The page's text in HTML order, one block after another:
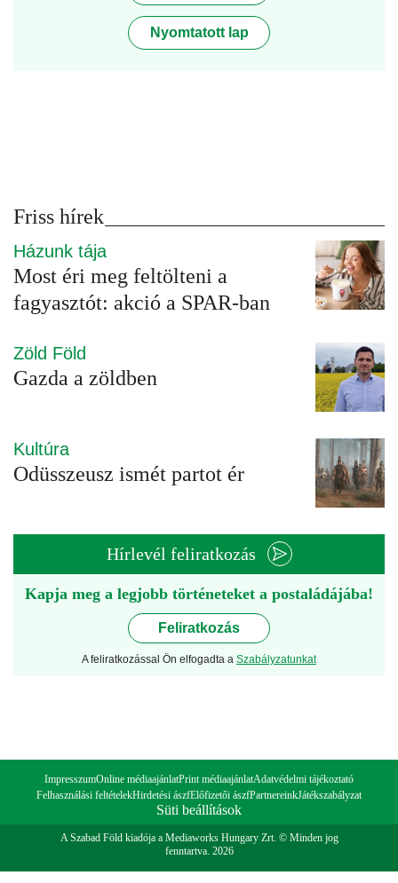
Nyomtatott lap
Friss hírek
Házunk tája
Most éri meg feltölteni a
fagyasztót: akció a SPAR-ban
Zöld Föld
Gazda a zöldben
Kultúra
Odüsszeusz ismét partot ér
Hírlevél feliratkozás
Kapja meg a legjobb történeteket a postaládájába!
Feliratkozás
A feliratkozással Ön elfogadta a Szabályzatunkat
ImpresszumOnline médiaajánlatPrint médiaajánlatAdatvédelmi tájékoztató
Felhasználási feltételekHirdetési ászfElőfizetői ászfPartnereinkJátékszabályzat
Süti beállítások
A Szabad Föld kiadója a Mediaworks Hungary Zrt. © Minden jog
fenntartva. 2026